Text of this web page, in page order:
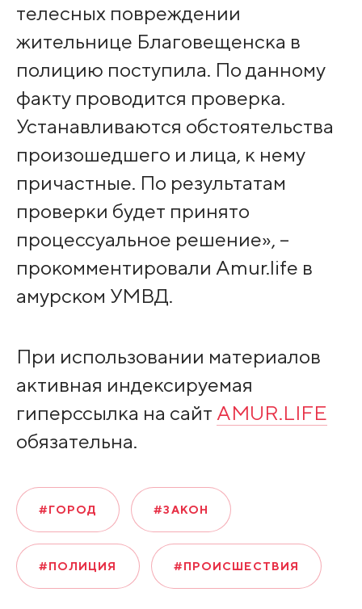
телесных повреждении
жительнице Благовещенска в
полицию поступила. По данному
факту проводится проверка.
Устанавливаются обстоятельства
произошедшего и лица, к нему
причастные. По результатам
проверки будет принято
процессуальное решение», –
прокомментировали Amur.life в
амурском УМВД.
При использовании материалов
активная индексируемая
гиперссылка на сайт AMUR.LIFE
обязательна.
#ГОРОД #ЗАКОН
#ПОЛИЦИЯ #ПРОИСШЕСТВИЯ